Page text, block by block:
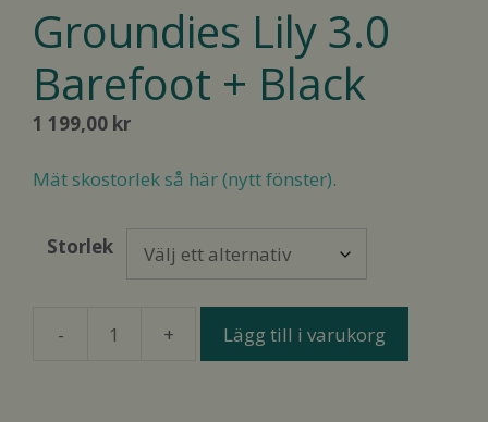
Groundies Lily 3.0
Barefoot + Black
1 199,00 kr
Mät skostorlek så här (nytt fönster).
Storlek
Groundies
Lägg till i varukorg